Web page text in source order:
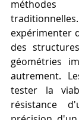
expérimenter
des
géométries
autrement.
tester la
résistance